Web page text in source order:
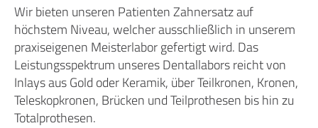
Implantologie
Parodontologie Chirurgie
Endodontie
Kiefergelenkserkrankungen / CMD
Prophylaxe
Lachgassedierung
Zahnärzte
Wir bieten unseren Patienten Zahnersatz auf
höchstem Niveau, welcher ausschließlich in unserem
praxiseigenen Meisterlabor gefertigt wird. Das
Leistungsspektrum unseres Dentallabors reicht von
Inlays aus Gold oder Keramik, über Teilkronen, Kronen,
Teleskopkronen, Brücken und Teilprothesen bis hin zu
Totalprothesen.